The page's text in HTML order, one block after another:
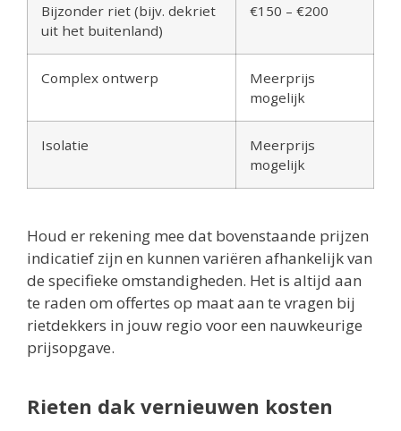
Bijzonder riet (bijv. dekriet
uit het buitenland)
€150 – €200
Complex ontwerp
Meerprijs
mogelijk
Isolatie
Meerprijs
mogelijk
Houd er rekening mee dat bovenstaande prijzen
indicatief zijn en kunnen variëren afhankelijk van
de specifieke omstandigheden. Het is altijd aan
te raden om offertes op maat aan te vragen bij
rietdekkers in jouw regio voor een nauwkeurige
prijsopgave.
Rieten dak vernieuwen kosten